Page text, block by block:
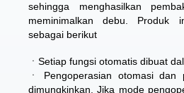
sehingga menghasilkan
meminimalkan debu. Produk
sebagai berikut
ㆍSetiap fungsi otomatis dibuat
ㆍ Pengoperasian otomasi dan
dimungkinkan. Jika mode